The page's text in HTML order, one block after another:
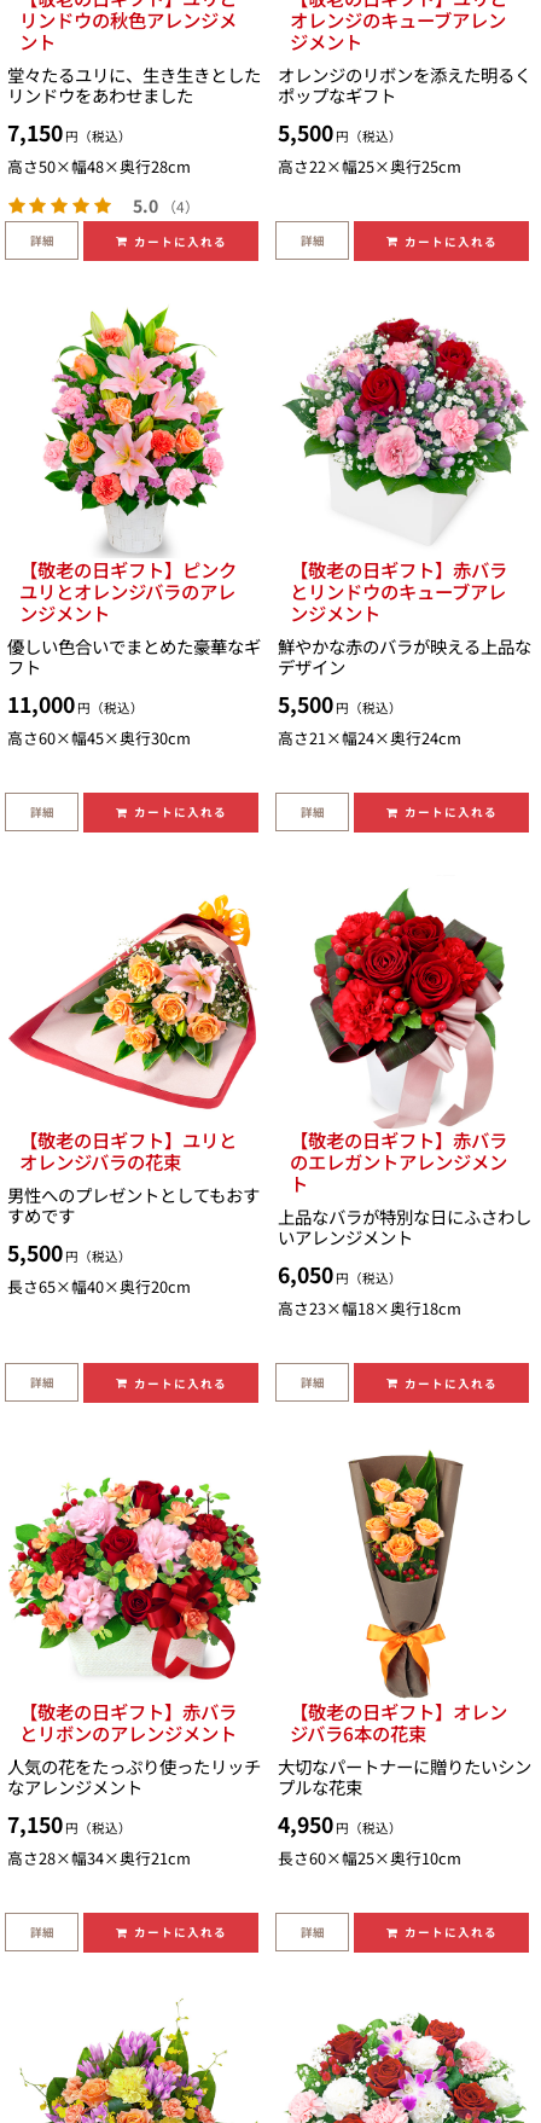
リンドウの秋色アレンジメ
ント
堂々たるユリに、生き生きとした
リンドウをあわせました
7,150 円（税込）
高さ50×幅48×奥行28cm
5.0 （4）
詳細 カートに入れる
オレンジのキューブアレン
ジメント
オレンジのリボンを添えた明るく
ポップなギフト
5,500 円（税込）
高さ22×幅25×奥行25cm
詳細 カートに入れる
【敬老の日ギフト】ピンク
ユリとオレンジバラのアレ
ンジメント
優しい色合いでまとめた豪華なギ
フト
11,000 円（税込）
高さ60×幅45×奥行30cm
詳細 カートに入れる
【敬老の日ギフト】赤バラ
とリンドウのキューブアレ
ンジメント
鮮やかな赤のバラが映える上品な
デザイン
5,500 円（税込）
高さ21×幅24×奥行24cm
詳細 カートに入れる
【敬老の日ギフト】ユリと
オレンジバラの花束
男性へのプレゼントとしてもおす
すめです
5,500 円（税込）
長さ65×幅40×奥行20cm
詳細 カートに入れる
【敬老の日ギフト】赤バラ
のエレガントアレンジメン
ト
上品なバラが特別な日にふさわし
いアレンジメント
6,050 円（税込）
高さ23×幅18×奥行18cm
詳細 カートに入れる
【敬老の日ギフト】赤バラ
とリボンのアレンジメント
人気の花をたっぷり使ったリッチ
なアレンジメント
7,150 円（税込）
高さ28×幅34×奥行21cm
詳細 カートに入れる
【敬老の日ギフト】オレン
ジバラ6本の花束
大切なパートナーに贈りたいシン
プルな花束
4,950 円（税込）
長さ60×幅25×奥行10cm
詳細 カートに入れる